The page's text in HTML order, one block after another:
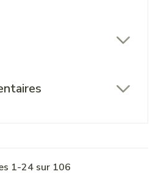
1-24 sur 106